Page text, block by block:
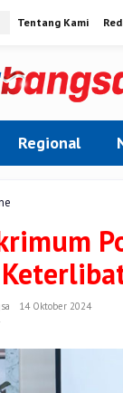
Tentang Kami
Regional
Riau
Gandeng
Komnas
Anak
Cegah
dalam
Politik
14 Oktober 2024